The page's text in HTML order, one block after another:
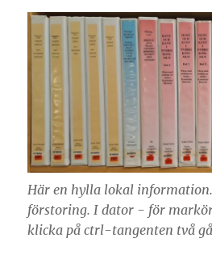
Här en hylla lokal
förstoring. I dator - för
klicka på ctrl-tangenten två